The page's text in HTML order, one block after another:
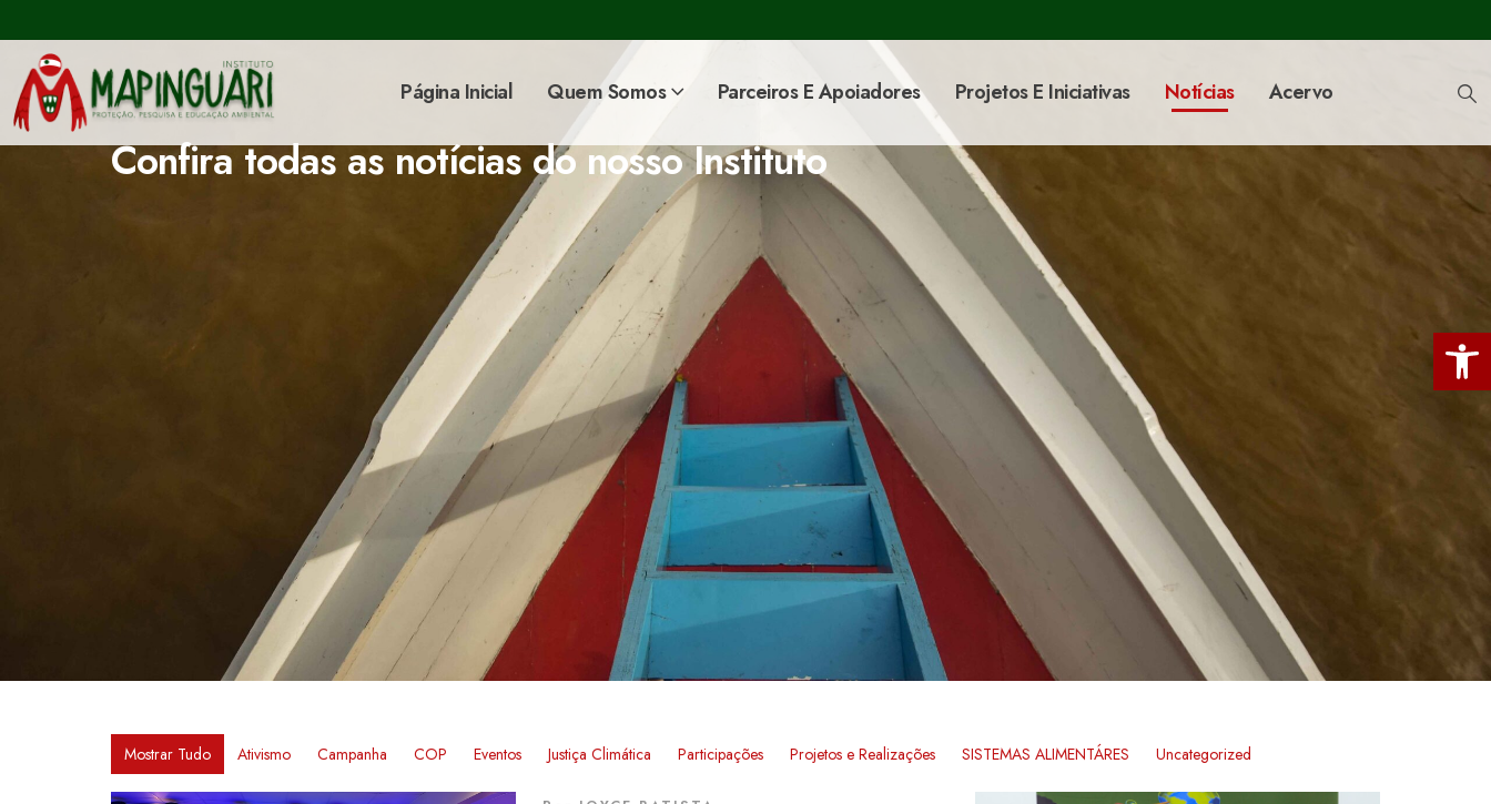
Página Inicial Quem Somos Parceiros E Apoiadores Projetos E Iniciativas Notícias Acervo
Confira todas as notícias do nosso Instituto
Mostrar Tudo Ativismo Campanha COP Eventos Justiça Climática Participações Projetos e Realizações SISTEMAS ALIMENTÁRES Uncategorized